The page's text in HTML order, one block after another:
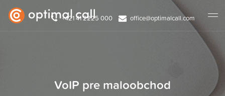
+421 41 2225 000 office@optimalcall.com
VoIP pre maloobchod